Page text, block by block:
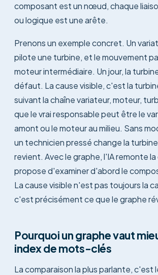
composant est un nœud, chaque
ou logique est une arête.
Prenons un exemple concret. Un
pilote une turbine, et le mouvement
moteur intermédiaire. Un jour, la
défaut. La cause visible, c'est la
suivant la chaîne variateur, moteur,
que le vrai responsable peut être le
amont ou le moteur au milieu. Sans
un technicien pressé change la
revient. Avec le graphe, l'IA remonte
propose d'examiner d'abord le
La cause visible n'est pas toujours la
c'est précisément ce que le graphe
Pourquoi un graphe vaut
index de mots-clés
La comparaison la plus parlante, c'est